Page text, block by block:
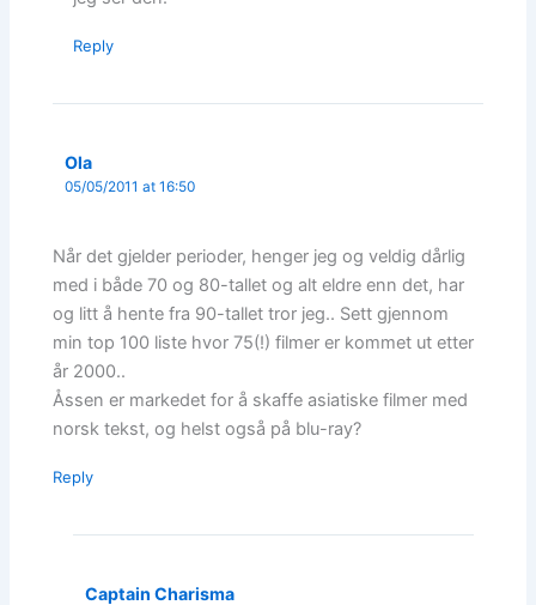
Reply
Ola
05/05/2011 at 16:50
Når det gjelder perioder, henger jeg og veldig dårlig
med i både 70 og 80-tallet og alt eldre enn det, har
og litt å hente fra 90-tallet tror jeg.. Sett gjennom
min top 100 liste hvor 75(!) filmer er kommet ut etter
år 2000..
Åssen er markedet for å skaffe asiatiske filmer med
norsk tekst, og helst også på blu-ray?
Reply
Captain Charisma